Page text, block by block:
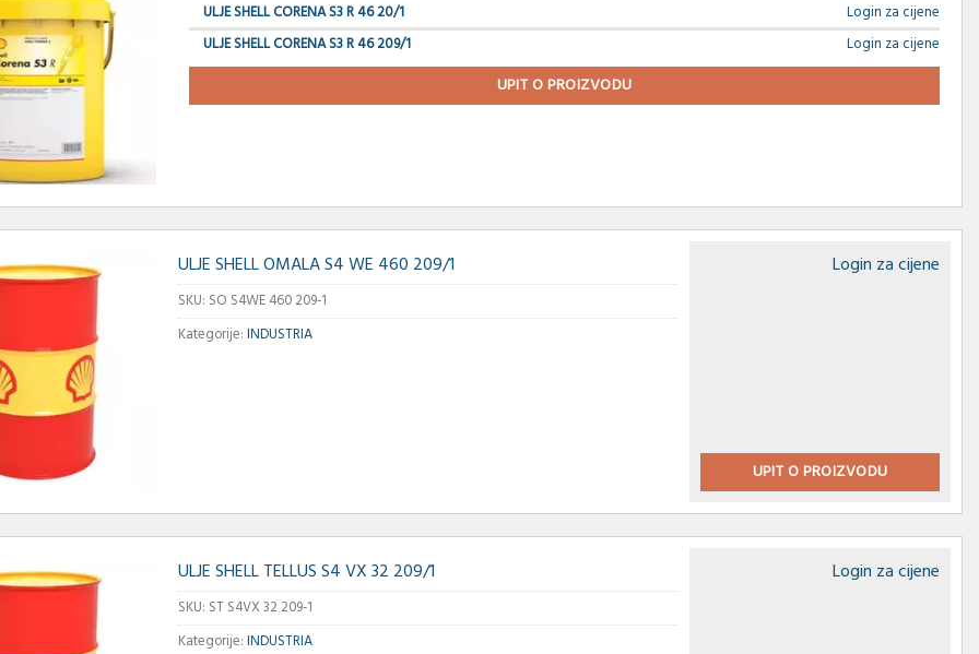
ULJE SHELL CORENA S3 R 46 20/1
Login za cijene
ULJE SHELL CORENA S3 R 46 209/1
Login za cijene
UPIT O PROIZVODU
ULJE SHELL OMALA S4 WE 460 209/1
SKU: SO S4WE 460 209-1
Kategorije:INDUSTRIA
Login za cijene
UPIT O PROIZVODU
ULJE SHELL TELLUS S4 VX 32 209/1
SKU: ST S4VX 32 209-1
Kategorije:INDUSTRIA
Login za cijene